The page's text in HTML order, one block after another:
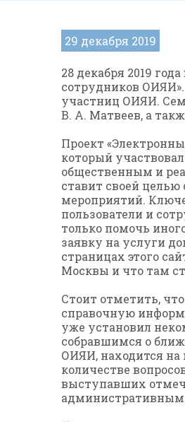
29 декабря 2019
28 декабря 2019
сотрудников
участниц ОИЯИ.
В. А. Матвеев, а
Проект
который
общественным и
ставит своей
мероприятий.
пользователи и
только помочь
заявку на услуги
страницах этого
Москвы и что там
Стоит отметить,
справочную
уже установил
собравшимся о
ОИЯИ, находится на
количестве
выступавших